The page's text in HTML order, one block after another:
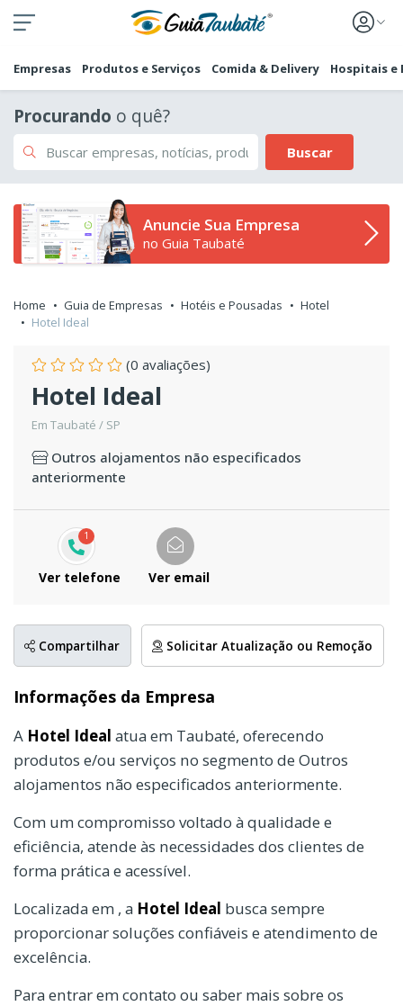
Empresas Produtos e Serviços Comida & Delivery Hospitais e
Procurando o quê?
Buscar
Anuncie Sua Empresa
no Guia Taubaté
Home Guia de Empresas Hotéis e Pousadas
Hotel
Hotel Ideal
(0 avaliações)
Hotel Ideal
Em Taubaté / SP
Outros alojamentos não especificados
anteriormente
1
Ver telefone Ver email
Compartilhar Solicitar Atualização ou Remoção
Informações da Empresa
A Hotel Ideal atua em Taubaté, oferecendo
produtos e/ou serviços no segmento de Outros
alojamentos não especificados anteriormente.
Com um compromisso voltado à qualidade e
eficiência, atende às necessidades dos clientes de
forma prática e acessível.
Localizada em , a Hotel Ideal busca sempre
proporcionar soluções confiáveis e atendimento de
excelência.
Para entrar em contato ou saber mais sobre os